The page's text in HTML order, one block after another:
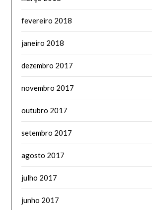
fevereiro 2018
janeiro 2018
dezembro 2017
novembro 2017
outubro 2017
setembro 2017
agosto 2017
julho 2017
junho 2017